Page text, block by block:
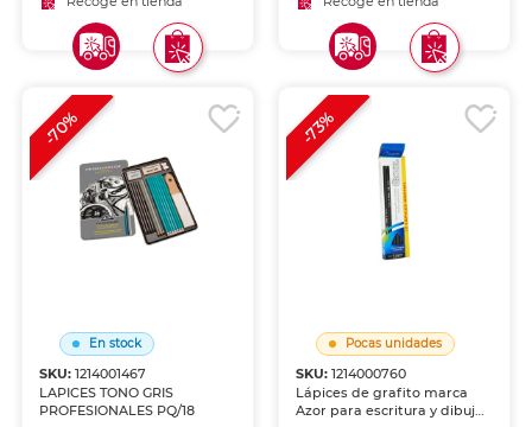
En stock
SKU:1214001467
LAPICES TONO GRIS
PROFESIONALES PQ/18
-70%
Pocas unidades
SKU: 1214000760
Lápices de grafito marca
Azor para escritura y dibujo.
-73%